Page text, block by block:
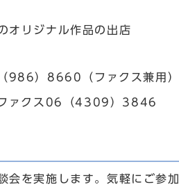
オリジナル作品の出店
986）8660（ファクス兼用）
ァクス06（4309）3846
を実施します。気軽にご参加